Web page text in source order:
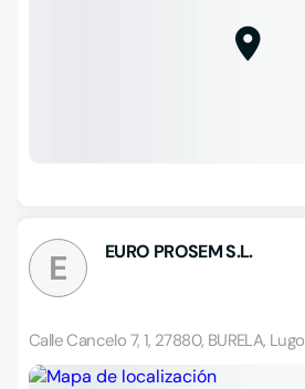
E EURO PROSEM S.L.
Calle Cancelo 7, 1, 27880, BURELA, Lugo